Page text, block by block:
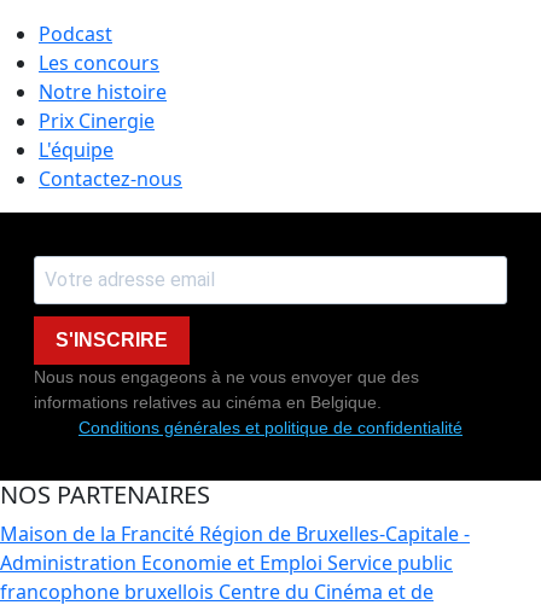
Podcast
Les concours
Notre histoire
Prix Cinergie
L'équipe
Contactez-nous
S'INSCRIRE
Nous nous engageons à ne vous envoyer que des
informations relatives au cinéma en Belgique.
Conditions générales et politique de confidentialité
NOS PARTENAIRES
Maison de la Francité Région de Bruxelles-Capitale -
Administration Economie et Emploi Service public
francophone bruxellois Centre du Cinéma et de